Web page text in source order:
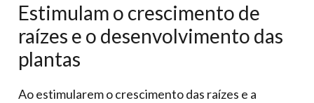
Estimulam o crescimento de
raízes e o desenvolvimento das
plantas
Ao estimularem o crescimento das raízes e a